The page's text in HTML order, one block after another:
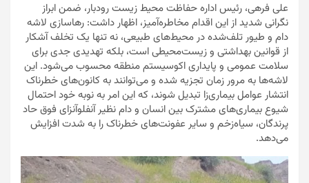
علی فرهی، رئیس اداره حفاظت محیط زیست رودبار، ضمن ابراز
نگرانی شدید از این اقدام مخاطره‌آمیز، اظهار داشت: رهاسازی لاشه
دام و طیور تلف‌شده در محیط‌های طبیعی، نه تنها یک تخلف آشکار
از قوانین بهداشتی و زیست‌محیطی است، بلکه تهدیدی جدی برای
سلامت عمومی و پایداری اکوسیستم منطقه محسوب می‌شود. این
لاشه‌ها به مرور زمان تجزیه شده و می‌توانند به کانون‌های خطرناک
انتشار عوامل بیماری‌زا تبدیل شوند، که این امر به نوبه خود احتمال
شیوع بیماری‌های مشترک بین انسان و دام نظیر آنفلوآنزای فوق حاد
پرندگان، سیاه‌زخم و سایر عفونت‌های خطرناک را به شدت افزایش
می‌دهد.